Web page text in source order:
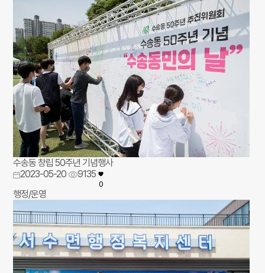
수송동 창립 50주년 기념행사
2023-05-20
9135
0
행정/운영